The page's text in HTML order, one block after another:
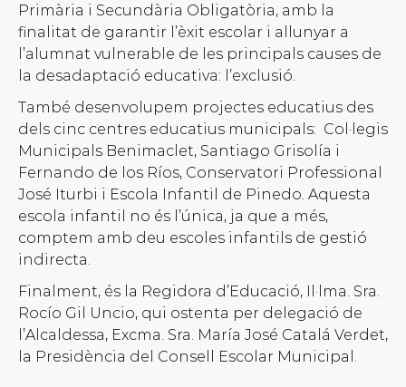
Primària i Secundària Obligatòria, amb la
finalitat de garantir l’èxit escolar i allunyar a
l’alumnat vulnerable de les principals causes de
la desadaptació educativa: l’exclusió.
També desenvolupem projectes educatius des
dels cinc centres educatius municipals: Col·legis
Municipals Benimaclet, Santiago Grisolía i
Fernando de los Ríos, Conservatori Professional
José Iturbi i Escola Infantil de Pinedo. Aquesta
escola infantil no és l’única, ja que a més,
comptem amb deu escoles infantils de gestió
indirecta.
Finalment, és la Regidora d’Educació, Il·lma. Sra.
Rocío Gil Uncio, qui ostenta per delegació de
l’Alcaldessa, Excma. Sra. María José Catalá Verdet,
la Presidència del Consell Escolar Municipal.